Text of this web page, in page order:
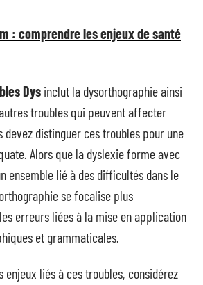
: comprendre les enjeux de santé
Dys inclut la dysorthographie ainsi
troubles qui peuvent affecter
devez distinguer ces troubles pour une
Alors que la dyslexie forme avec
ensemble lié à des difficultés dans le
se focalise plus
erreurs liées à la mise en application
et grammaticales.
enjeux liés à ces troubles, considérez